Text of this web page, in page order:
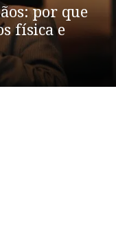
por que
física e